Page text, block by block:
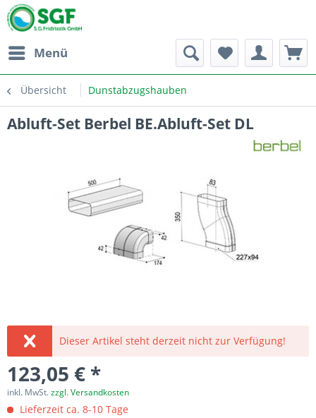
Menü
Übersicht Dunstabzugshauben
Abluft-Set Berbel BE.Abluft-Set DL
Dieser Artikel steht derzeit nicht zur Verfügung!
123,05 € *
inkl. MwSt.zzgl. Versandkosten
Lieferzeit ca. 8-10 Tage